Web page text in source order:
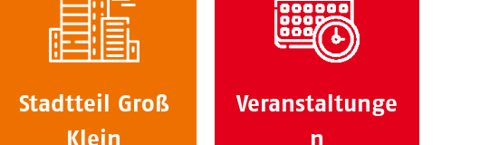
Stadtteil Groß
Klein
Veranstaltunge
n